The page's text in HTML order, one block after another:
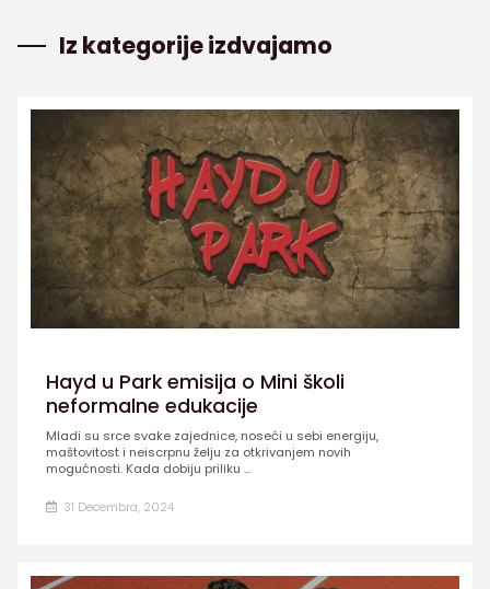
Iz kategorije izdvajamo
Hayd u Park emisija o Mini školi
neformalne edukacije
Mladi su srce svake zajednice, noseći u sebi energiju,
maštovitost i neiscrpnu želju za otkrivanjem novih
mogućnosti. Kada dobiju priliku ...
31 Decembra, 2024